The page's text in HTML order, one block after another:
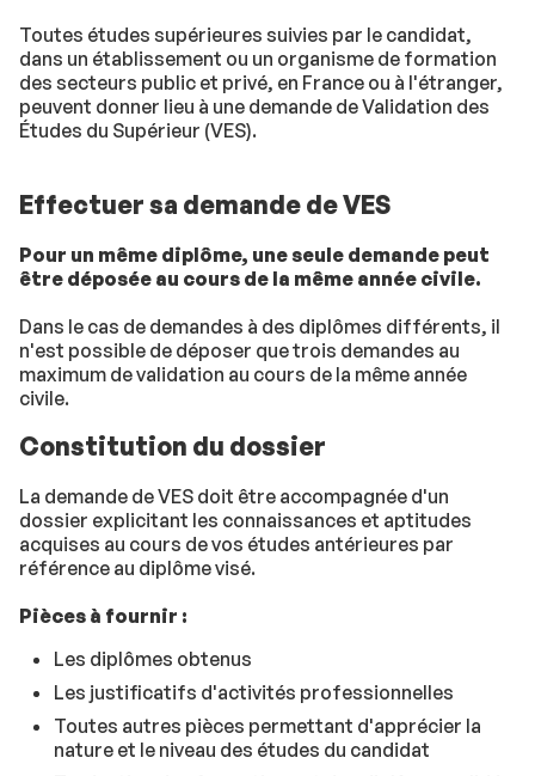
Toutes études supérieures suivies par le candidat,
dans un établissement ou un organisme de formation
des secteurs public et privé, en France ou à l'étranger,
peuvent donner lieu à une demande de Validation des
Études du Supérieur (VES).
Effectuer sa demande de VES
Pour un même diplôme, une seule demande peut
être déposée au cours de la même année civile.
Dans le cas de demandes à des diplômes différents, il
n'est possible de déposer que trois demandes au
maximum de validation au cours de la même année
civile.
Constitution du dossier
La demande de VES doit être accompagnée d'un
dossier explicitant les connaissances et aptitudes
acquises au cours de vos études antérieures par
référence au diplôme visé.
Pièces à fournir :
Les diplômes obtenus
Les justificatifs d'activités professionnelles
Toutes autres pièces permettant d'apprécier la
nature et le niveau des études du candidat